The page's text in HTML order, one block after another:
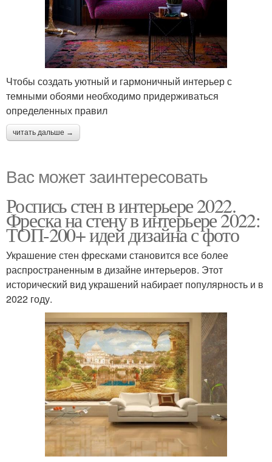
Чтобы создать уютный и гармоничный интерьер с
темными обоями необходимо придерживаться
определенных правил
читать дальше →
Вас может заинтересовать
Роспись стен в интерьере 2022.
Фреска на стену в интерьере 2022:
ТОП-200+ идей дизайна с фото
Украшение стен фресками становится все более
распространенным в дизайне интерьеров. Этот
исторический вид украшений набирает популярность и в
2022 году.